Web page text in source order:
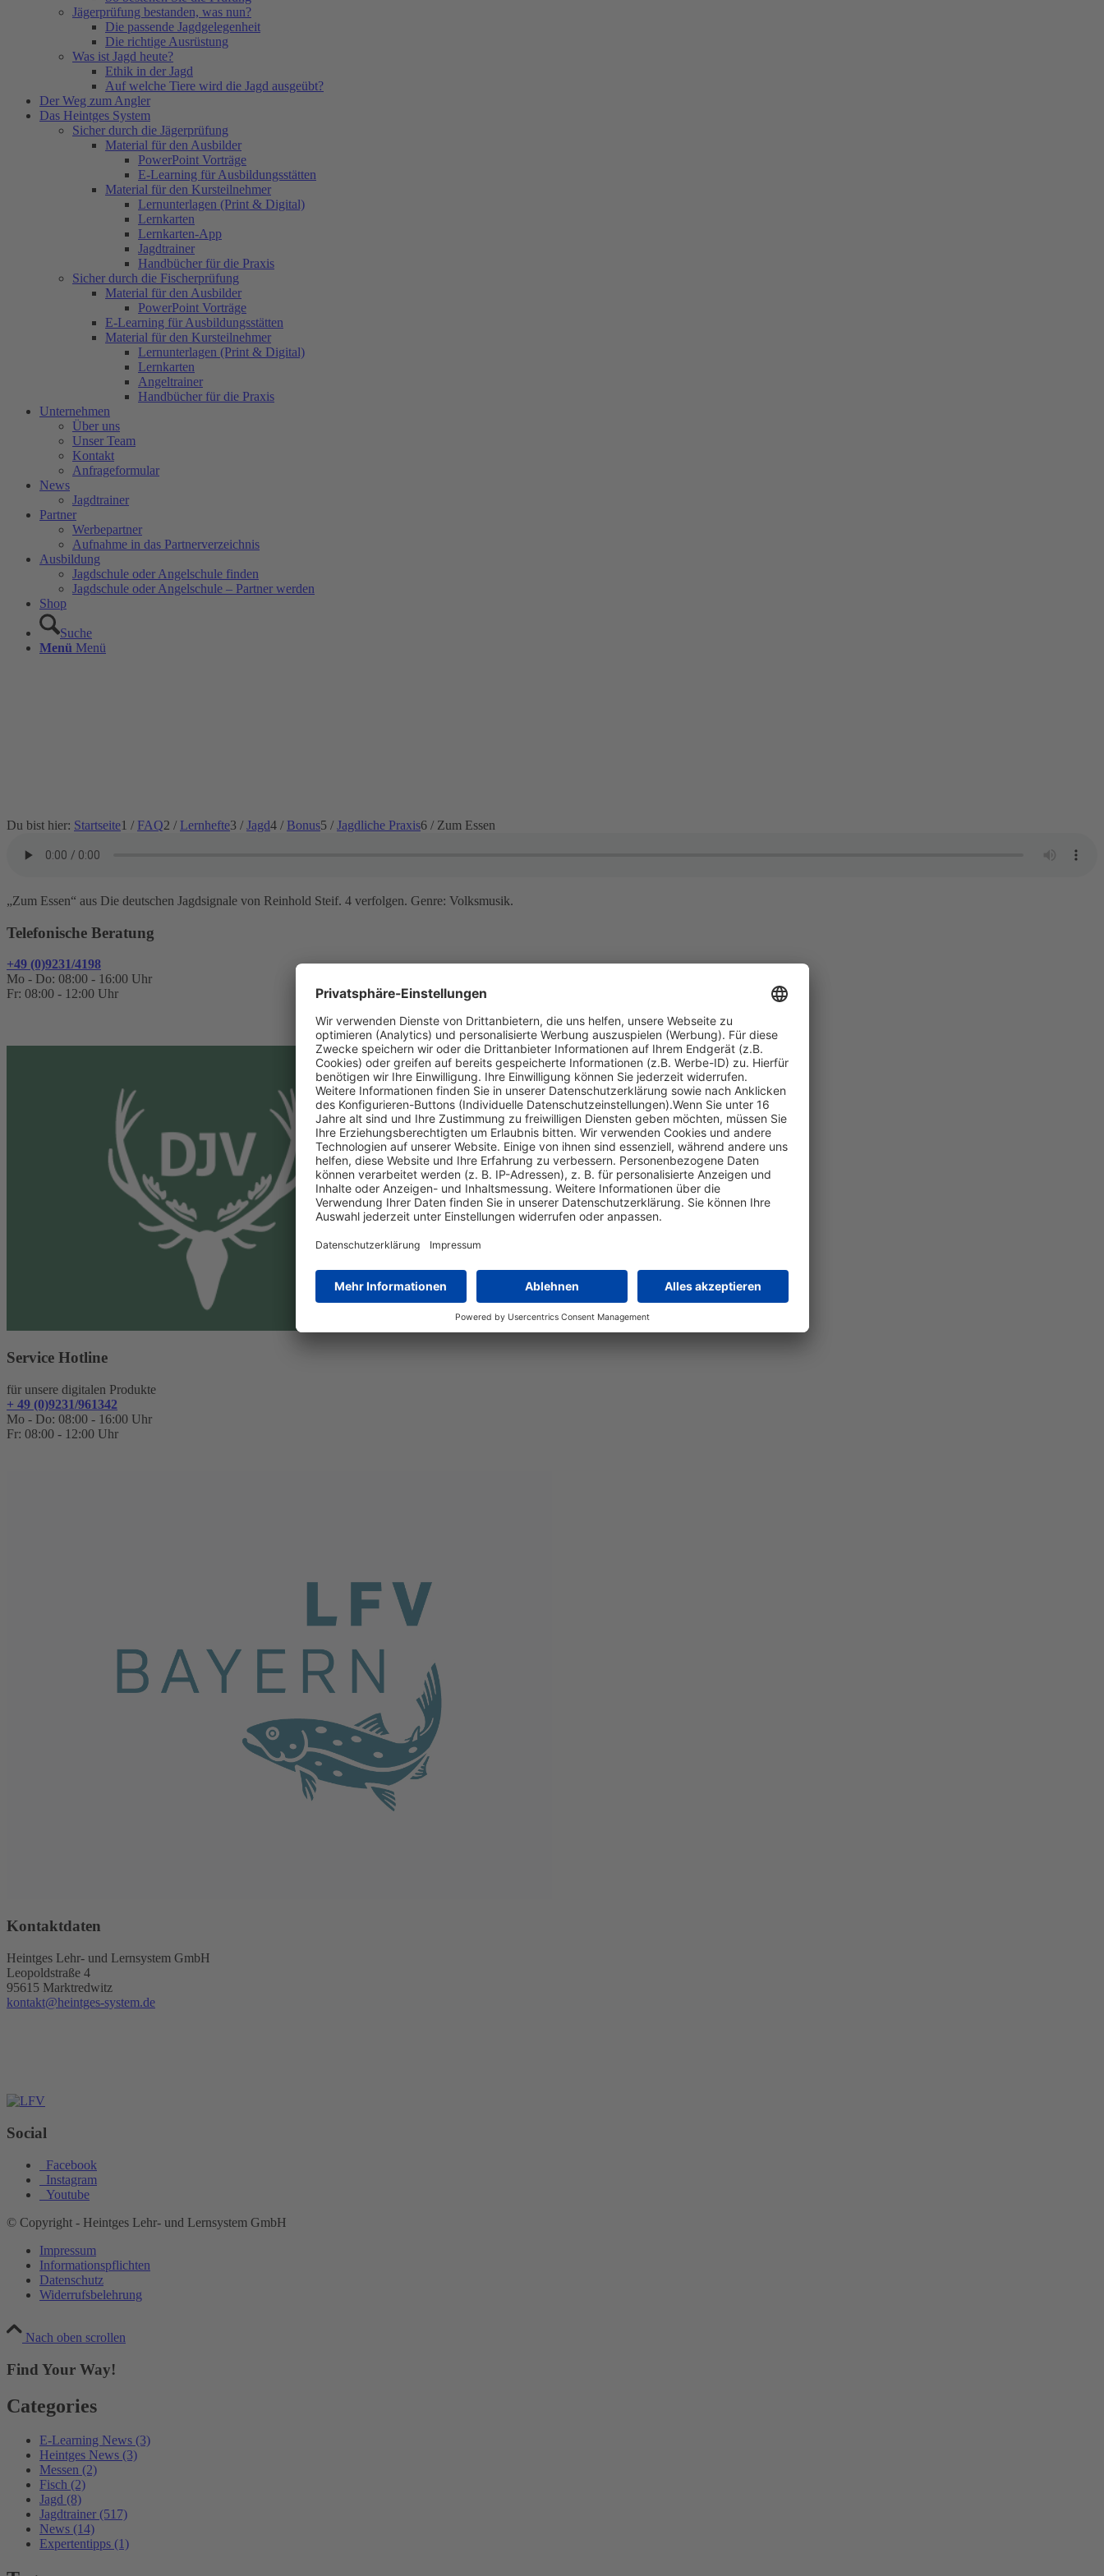
Jägerprüfung bestanden, was nun?
Die passende Jagdgelegenheit
Die richtige Ausrüstung
Was ist Jagd heute?
Ethik in der Jagd
Auf welche Tiere wird die Jagd ausgeübt?
Der Weg zum Angler
Das Heintges System
Sicher durch die Jägerprüfung
Material für den Ausbilder
PowerPoint Vorträge
E-Learning für Ausbildungsstätten
Material für den Kursteilnehmer
Lernunterlagen (Print & Digital)
Lernkarten
Lernkarten-App
Jagdtrainer
Handbücher für die Praxis
Sicher durch die Fischerprüfung
Material für den Ausbilder
PowerPoint Vorträge
E-Learning für Ausbildungsstätten
Material für den Kursteilnehmer
Lernunterlagen (Print & Digital)
Lernkarten
Angeltrainer
Handbücher für die Praxis
Unternehmen
Über uns
Unser Team
Kontakt
Anfrageformular
News
Jagdtrainer
Partner
Werbepartner
Aufnahme in das Partnerverzeichnis
Ausbildung
Jagdschule oder Angelschule finden
Jagdschule oder Angelschule – Partner werden
Shop
Suche
Menü Menü
Du bist hier: Startseite1 / FAQ2 / Lernhefte3 / Jagd4 / Bonus5 / Jagdliche Praxis6 / Zum Essen
„Zum Essen“ aus Die deutschen Jagdsignale von Reinhold Steif. 4 verfolgen. Genre: Volksmusik.
Telefonische Beratung
+49 (0)9231/4198
Mo - Do: 08:00 - 16:00 Uhr
Fr: 08:00 - 12:00 Uhr
Service Hotline
für unsere digitalen Produkte
+ 49 (0)9231/961342
Mo - Do: 08:00 - 16:00 Uhr
Fr: 08:00 - 12:00 Uhr
Kontaktdaten
Heintges Lehr- und Lernsystem GmbH
Leopoldstraße 4
95615 Marktredwitz
kontakt@heintges-system.de
Social
Facebook
Instagram
Youtube
© Copyright - Heintges Lehr- und Lernsystem GmbH
Impressum
Informationspflichten
Datenschutz
Widerrufsbelehrung
Nach oben scrollen
Find Your Way!
Categories
E-Learning News (3)
Heintges News (3)
Messen (2)
Fisch (2)
Jagd (8)
Jagdtrainer (517)
News (14)
Expertentipps (1)